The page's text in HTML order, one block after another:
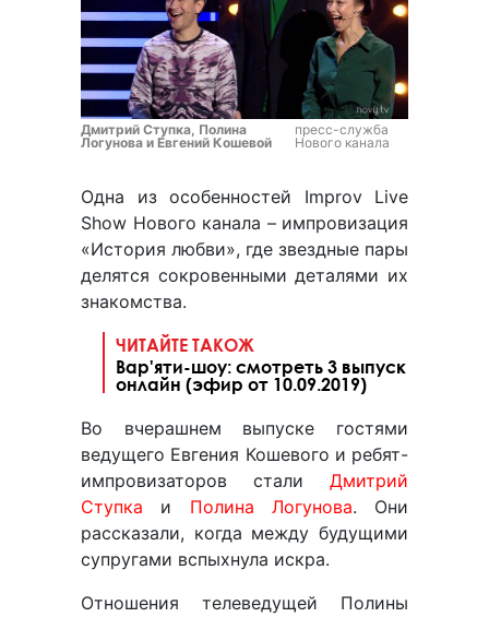
Дмитрий Ступка, Полина
Логунова и Евгений Кошевой
пресс-служба
Нового канала
Одна из особенностей Improv Live
Show Нового канала – импровизация
«История любви», где звездные пары
делятся сокровенными деталями их
знакомства.
ЧИТАЙТЕ ТАКОЖ
Вар'яти-шоу: смотреть 3 выпуск
онлайн (эфир от 10.09.2019)
Во вчерашнем выпуске гостями
ведущего Евгения Кошевого и ребят-
импровизаторов стали Дмитрий
Ступка и Полина Логунова. Они
рассказали, когда между будущими
супругами вспыхнула искра.
Отношения телеведущей Полины